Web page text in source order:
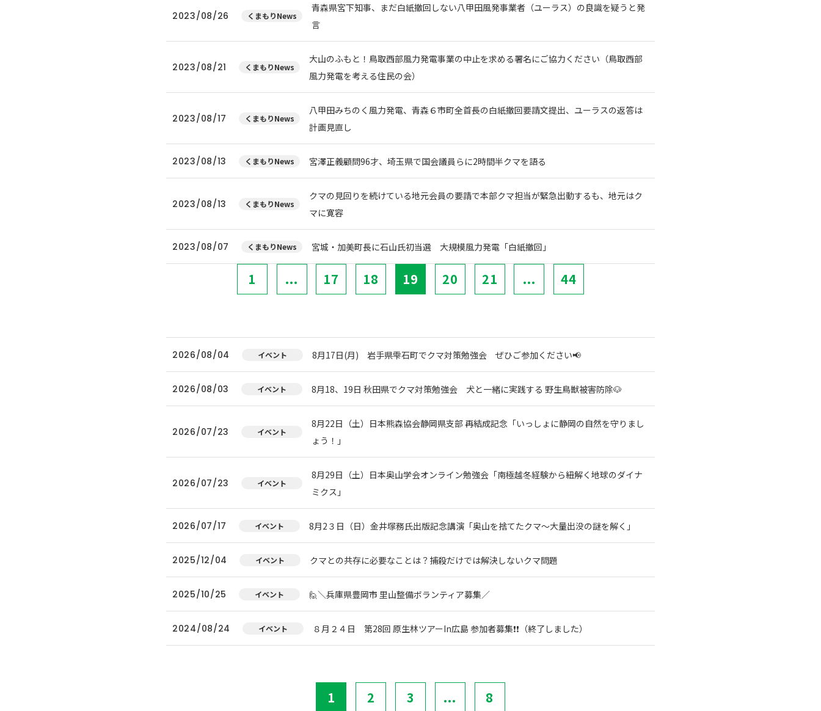
2023/08/26 くまもりNews
青森県宮下知事、まだ白紙撤回しない八甲田風発事業者（ユーラス）の良識を疑うと発
言
2023/08/21 くまもりNews
大山のふもと！鳥取西部風力発電事業の中止を求める署名にご協力ください（鳥取西部
風力発電を考える住民の会）
2023/08/17 くまもりNews
八甲田みちのく風力発電、青森６市町全首長の白紙撤回要請文提出、ユーラスの返答は
計画見直し
2023/08/13 くまもりNews 宮澤正義顧問96才、埼玉県で国会議員らに2時間半クマを語る
2023/08/13 くまもりNews
クマの見回りを続けている地元会員の要請で本部クマ担当が緊急出動するも、地元はク
マに寛容
2023/08/07 くまもりNews 宮城・加美町長に石山氏初当選 大規模風力発電「白紙撤回」
1 ... 17 18 19 20 21 ... 44
2026/08/04 イベント 8月17日(月) 岩手県雫石町でクマ対策勉強会 ぜひご参加ください📢
2026/08/03 イベント 8月18、19日 秋田県でクマ対策勉強会 犬と一緒に実践する 野生鳥獣被害防除🐶
2026/07/23 イベント
8月22日（土）日本熊森協会静岡県支部 再結成記念「いっしょに静岡の自然を守りまし
ょう！」
2026/07/23 イベント
8月29日（土）日本奥山学会オンライン勉強会「南極越冬経験から紐解く地球のダイナ
ミクス」
2026/07/17 イベント 8月2３日（日）金井塚務氏出版記念講演「奥山を捨てたクマ～大量出没の謎を解く」
2025/12/04 イベント クマとの共存に必要なことは？捕殺だけでは解決しないクマ問題
2025/10/25 イベント 🙋＼兵庫県豊岡市 里山整備ボランティア募集／
2024/08/24 イベント ８月２４日 第28回 原生林ツアーIn広島 参加者募集❗❗（終了しました）
1 2 3 ... 8